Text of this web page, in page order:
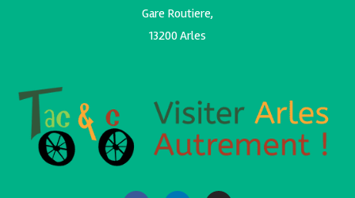
Gare Routiere,
13200 Arles